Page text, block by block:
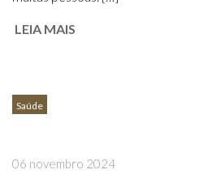
LEIA MAIS
Saúde
06 novembro 2024